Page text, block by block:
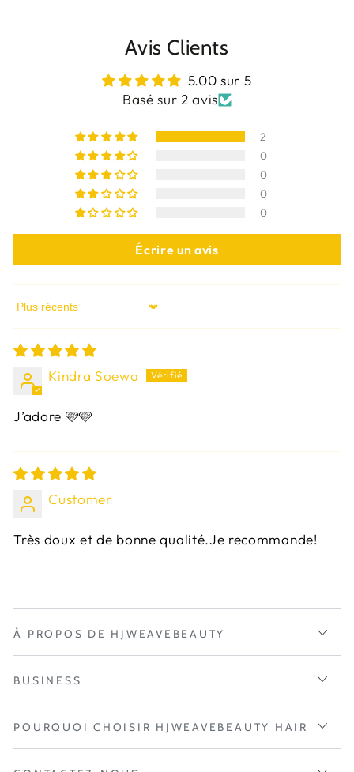
Avis Clients
5.00 sur 5
Basé sur 2 avis
2
0
0
0
0
Écrire un avis
Sort by
Kindra Soewa
J’adore 🩷🩷
Customer
Très doux et de bonne qualité.Je recommande!
À PROPOS DE HJWEAVEBEAUTY
BUSINESS
POURQUOI CHOISIR HJWEAVEBEAUTY HAIR